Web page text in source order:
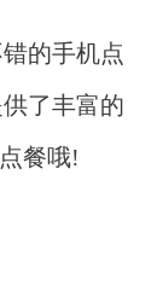
的手机点
了丰富的
餐哦!